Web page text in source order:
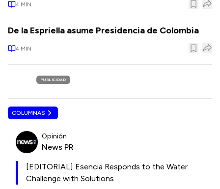
4 MIN
De la Espriella asume Presidencia de Colombia
4 MIN
PUBLICIDAD
COLUMNAS
Opinión
News PR
[EDITORIAL] Esencia Responds to the Water
Challenge with Solutions